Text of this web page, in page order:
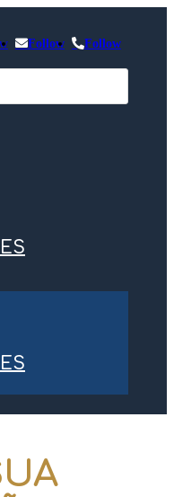
Follow Follow